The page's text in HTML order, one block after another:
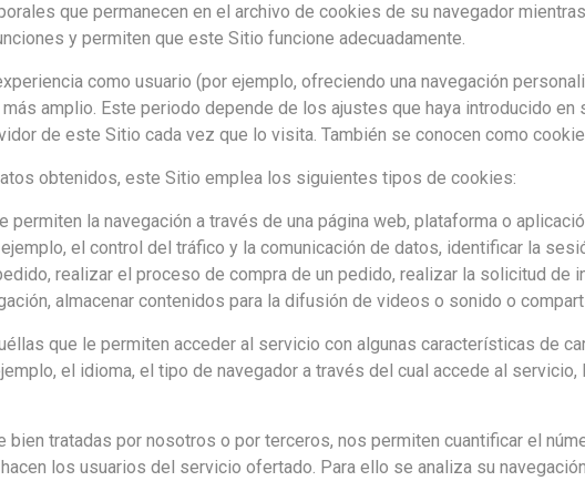
que permanecen en el archivo de cookies de su navegador
y permiten que este Sitio funcione adecuadamente.
como usuario (por ejemplo, ofreciendo una navegación
amplio. Este periodo depende de los ajustes que haya introducido
de este Sitio cada vez que lo visita. También se conocen como
obtenidos, este Sitio emplea los siguientes tipos de cookies:
permiten la navegación a través de una página web, plataforma o
el control del tráfico y la comunicación de datos, identificar la
realizar el proceso de compra de un pedido, realizar la solicitud de
almacenar contenidos para la difusión de videos o sonido o
que le permiten acceder al servicio con algunas características de
el idioma, el tipo de navegador a través del cual accede al
bien tratadas por nosotros o por terceros, nos permiten cuantificar el
los usuarios del servicio ofertado. Para ello se analiza su